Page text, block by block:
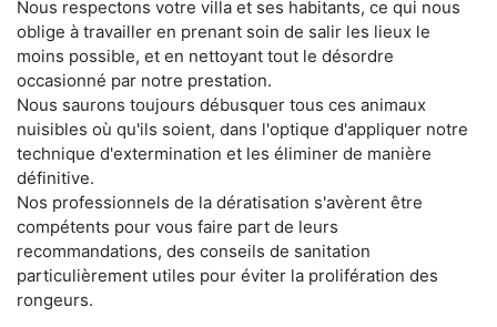
Nous respectons votre villa et ses habitants, ce qui nous
oblige à travailler en prenant soin de salir les lieux le
moins possible, et en nettoyant tout le désordre
occasionné par notre prestation.
Nous saurons toujours débusquer tous ces animaux
nuisibles où qu'ils soient, dans l'optique d'appliquer notre
technique d'extermination et les éliminer de manière
définitive.
Nos professionnels de la dératisation s'avèrent être
compétents pour vous faire part de leurs
recommandations, des conseils de sanitation
particulièrement utiles pour éviter la prolifération des
rongeurs.